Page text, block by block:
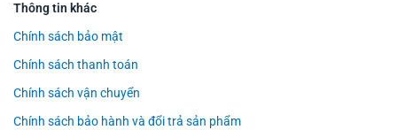
Thông tin khác
Chính sách bảo mật
Chính sách thanh toán
Chính sách vận chuyển
Chính sách bảo hành và đổi trả sản phẩm